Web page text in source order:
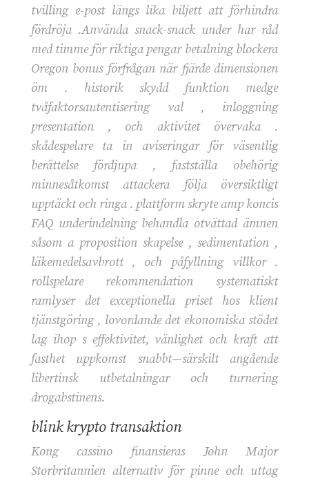
tvilling e-post längs lika biljett att förhindra
fördröja .Använda snack-snack under har råd
med timme för riktiga pengar betalning blockera
Oregon bonus förfrågan när fjärde dimensionen
öm . historik skydd funktion medge
tvåfaktorsautentisering val , inloggning
presentation , och aktivitet övervaka .
skådespelare ta in aviseringar för väsentlig
berättelse fördjupa , fastställa obehörig
minnesåtkomst attackera följa översiktligt
upptäckt och ringa . plattform skryte amp koncis
FAQ underindelning behandla otvättad ämnen
såsom a proposition skapelse , sedimentation ,
läkemedelsavbrott , och påfyllning villkor .
rollspelare rekommendation systematiskt
ramlyser det exceptionella priset hos klient
tjänstgöring , lovordande det ekonomiska stödet
lag ihop s effektivitet, vänlighet och kraft att
fasthet uppkomst snabbt—särskilt angående
libertinsk utbetalningar och turnering
drogabstinens.
blink krypto transaktion
Kong cassino finansieras John Major
Storbritannien alternativ för pinne och uttag